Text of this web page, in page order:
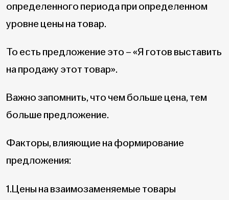
определенного периода при определенном
уровне цены на товар.
То есть предложение это – «Я готов выставить
на продажу этот товар».
Важно запомнить, что чем больше цена, тем
больше предложение.
Факторы, влияющие на формирование
предложения:
1.Цены на взаимозаменяемые товары